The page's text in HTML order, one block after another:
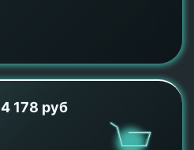
4 178 руб